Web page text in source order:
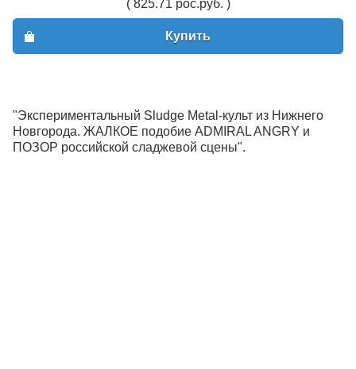
( 825.71 рос.руб. )
Купить
"Экспериментальный Sludge Metal-культ из Нижнего
Новгорода. ЖАЛКОЕ подобие ADMIRAL ANGRY и
ПОЗОР российской сладжевой сцены".